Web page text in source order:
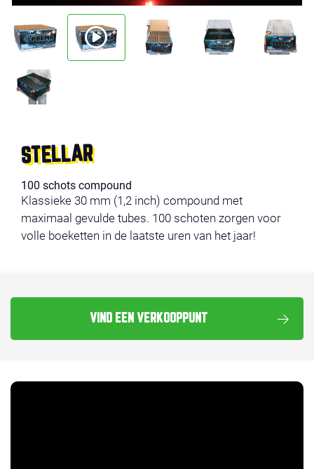
STELLAR
100 schots compound
Klassieke 30 mm (1,2 inch) compound met
maximaal gevulde tubes. 100 schoten zorgen voor
volle boeketten in de laatste uren van het jaar!
VIND EEN VERKOOPPUNT